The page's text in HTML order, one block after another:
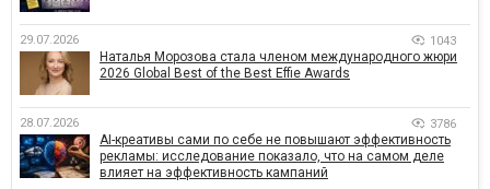
29.07.2026 1043
Наталья Морозова стала членом международного жюри
2026 Global Best of the Best Effie Awards
28.07.2026 3786
AI-креативы сами по себе не повышают эффективность
рекламы: исследование показало, что на самом деле
влияет на эффективность кампаний